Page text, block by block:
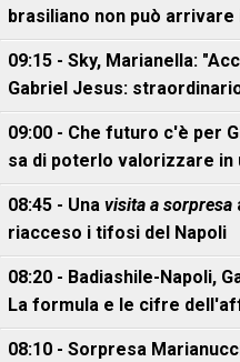
brasiliano non può
09:15 - Sky, Marianella:
Gabriel Jesus:
09:00 - Che futuro c'è per
sa di poterlo valorizzare in
08:45 - Una visita a sorpresa
riacceso i tifosi del Napoli
08:20 - Badiashile-Napoli,
La formula e le cifre
08:10 - Sorpresa